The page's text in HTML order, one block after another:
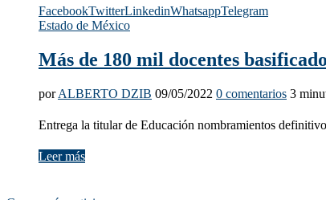
FacebookTwitterLinkedinWhatsappTelegram
Estado de México
Más de 180 mil docentes
porALBERTO DZIB 09/05/2022 0 comentarios 3
Entrega la titular de Educación nombramientos
Leer más